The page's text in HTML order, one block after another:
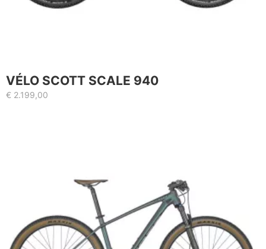
VÉLO SCOTT SCALE 940
€ 2.199,00